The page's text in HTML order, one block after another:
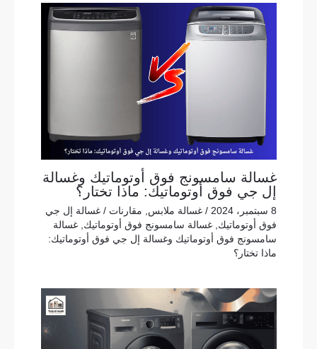
غسالة سامسونج فوق أوتوماتيك وغسالة
إل جي فوق أوتوماتيك: ماذا تختار؟
8 سبتمبر، 2024 /غسالة ملابس مقارنات /غسالة إل جي
فوق أوتوماتيك ,غسالة سامسونج فوق أوتوماتيك ,غسالة
سامسونج فوق أوتوماتيك وغسالة إل جي فوق أوتوماتيك:
ماذا تختار؟